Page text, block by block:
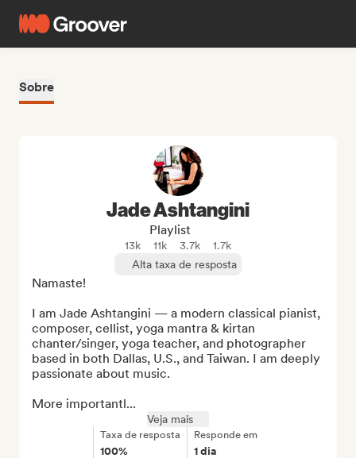
Sobre
Jade Ashtangini
Playlist
13k 11k 3.7k
1.7k
Alta taxa de resposta
Namaste!
I am Jade Ashtangini — a modern classical pianist,
composer, cellist, yoga mantra & kirtan
chanter/singer, yoga teacher, and photographer
based in both Dallas, U.S., and Taiwan. I am deeply
passionate about music.
More importantl...
Veja mais
Taxa de resposta
100%
Responde em
1 dia